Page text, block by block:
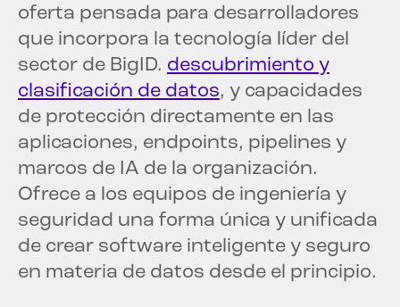
oferta pensada para desarrolladores
que incorpora la tecnología líder del
sector de BigID. descubrimiento y
clasificación de datos, y capacidades
de protección directamente en las
aplicaciones, endpoints, pipelines y
marcos de IA de la organización.
Ofrece a los equipos de ingeniería y
seguridad una forma única y unificada
de crear software inteligente y seguro
en materia de datos desde el principio.